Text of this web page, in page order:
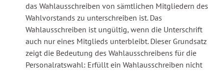
das Wahlausschreiben von sämtlichen Mitgliedern des
Wahlvorstands zu unterschreiben ist. Das
Wahlausschreiben ist ungültig, wenn die Unterschrift
auch nur eines Mitglieds unterbleibt. Dieser Grundsatz
zeigt die Bedeutung des Wahlausschreibens für die
Personalratswahl: Erfüllt ein Wahlausschreiben nicht